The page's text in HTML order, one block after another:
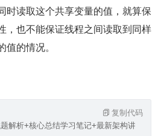
时读取这个共享变量的值，就算保
，也不能保证线程之间读取到同样
的情况。
解析+核心总结学习笔记+最新架构讲解视
复制代码